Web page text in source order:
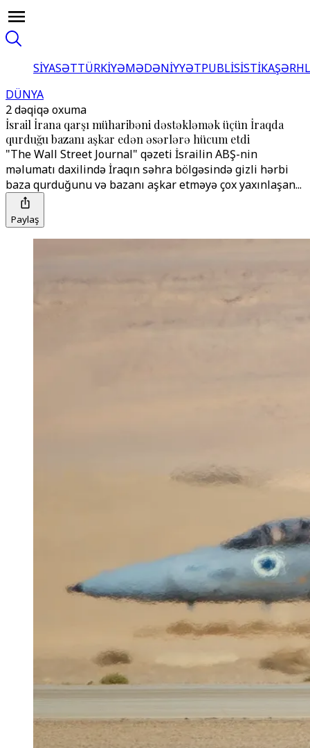
SİYASƏTTÜRKİYƏMƏDƏNİYYƏTPUBLİSİSTİKA
DÜNYA
2 dəqiqə oxuma
İsrail İrana qarşı müharibəni dəstəkləmək üçün İraqda
qurduğu bazanı aşkar edən əsərlərə hücum etdi
"The Wall Street Journal" qəzeti İsrailin ABŞ-nin
məlumatı daxilində İraqın səhra bölgəsində gizli hərbi
baza qurduğunu və bazanı aşkar etməyə çox yaxınlaşan...
Paylaş